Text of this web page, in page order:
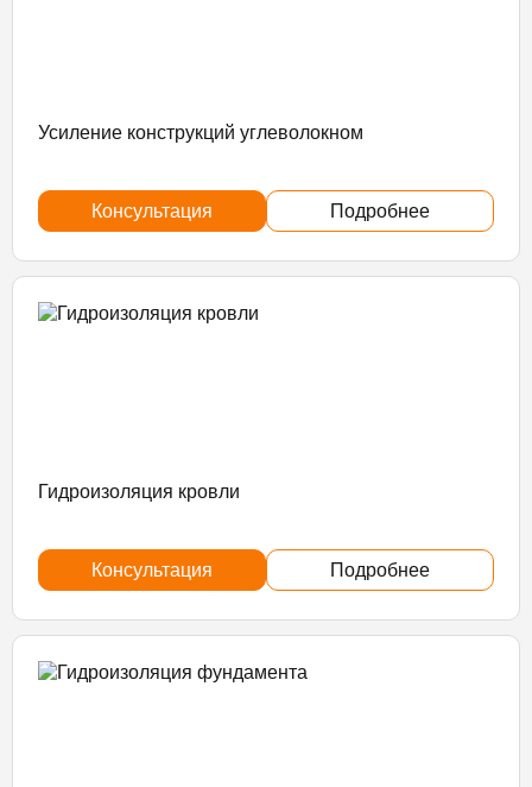
Усиление конструкций углеволокном
Консультация Подробнее
Гидроизоляция кровли
Консультация Подробнее